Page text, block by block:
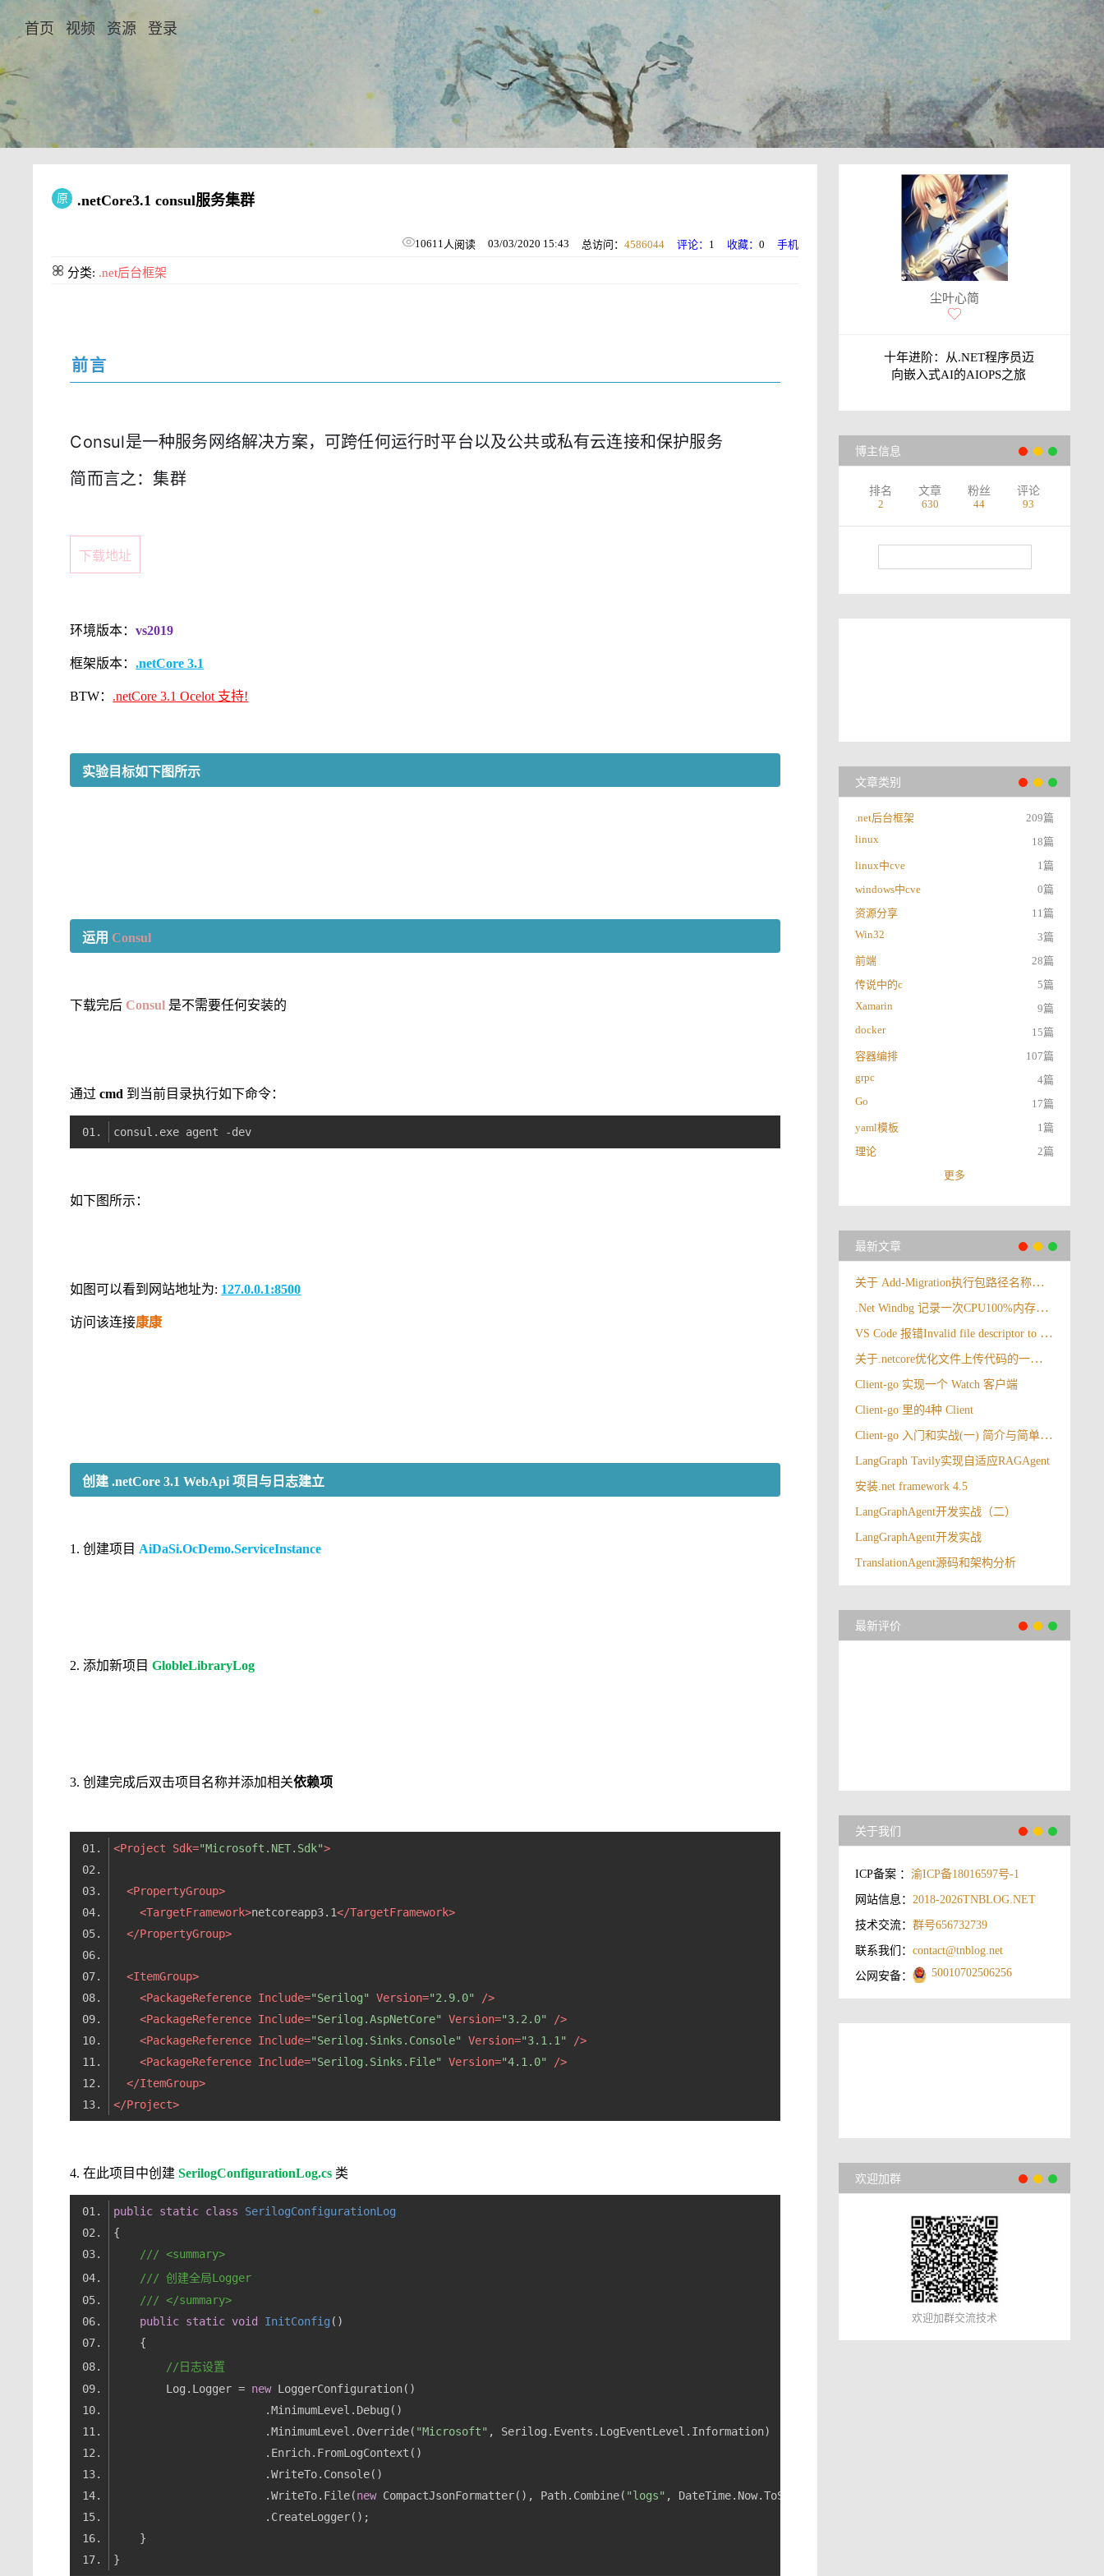
首页 视频 资源 登录
原 .netCore3.1 consul服务集群
10611 人阅读 03/03/2020 15:43 总访问： 4586044 评论： 1 收藏： 0 手机
分类: .net后台框架
前言
Consul是一种服务网络解决方案，可跨任何运行时平台以及公共或私有云连接和保护服务
简而言之：集群
下载地址
环境版本：vs2019
框架版本：.netCore 3.1
BTW： .netCore 3.1 Ocelot 支持!
实验目标如下图所示
运用Consul
下载完后 Consul 是不需要任何安装的
通过cmd 到当前目录执行如下命令：
如下图所示：
如图可以看到网站地址为: 127.0.0.1:8500
访问该连接康康
创建 .netCore 3.1 WebApi 项目与日志建立
1. 创建项目 AiDaSi.OcDemo.ServiceInstance
2. 添加新项目GlobleLibraryLog
3. 创建完成后双击项目名称并添加相关依赖项
<Project Sdk="Microsoft.NET.Sdk">
<PropertyGroup>
<TargetFramework>netcoreapp3.1</TargetFramework>
</PropertyGroup>
<ItemGroup>
<PackageReference Include="Serilog" Version="2.9.0"
/>
<PackageReference Include="Serilog.AspNetCore" Version="3.2.0"
/>
<PackageReference Include="Serilog.Sinks.Console" Version="3.1.1"
/>
<PackageReference Include="Serilog.Sinks.File" Version="4.1.0"
/>
</ItemGroup>
</Project>
4. 在此项目中创建SerilogConfigurationLog.cs 类
public static class
SerilogConfigurationLog
/// <summary>
/// 创建全局Logger
/// </summary>
public static void InitConfig ( )
//日志设置
Log.Logger = new
.MinimumLevel.Override( "Microsoft"
.WriteTo.File(new CompactJsonFormatter(), Path.Combine( "logs" , DateTime.Now.ToString(
尘叶心简
十年进阶：从.NET程序员迈
向嵌入式AI的AIOPS之旅
博主信息
排名
2
文章
630
粉丝
44
评论
93
文章类别
.net后台框架
209篇
linux
18篇
linux中cve
1篇
windows中cve
0篇
资源分享
11篇
Win32
3篇
前端
28篇
传说中的c
5篇
Xamarin
9篇
docker
15篇
容器编排
107篇
grpc
4篇
Go
17篇
yaml模板
1篇
理论
2篇
更多
最新文章
关于 Add-Migration执行包路径名称大小写报错
.Net Windbg 记录一次CPU100%内存暴涨情况
VS Code 报错Invalid file descriptor to ICU data received.
关于.netcore优化文件上传代码的一些思考
Client-go 实现一个 Watch 客户端
Client-go 里的4种 Client
Client-go 入门和实战(一) 简介与简单运用
LangGraph Tavily实现自适应RAGAgent
安装.net framework 4.5
LangGraphAgent开发实战（二）
LangGraphAgent开发实战
TranslationAgent源码和架构分析
最新评价
关于我们
ICP备案 ：渝ICP备18016597号-1
网站信息：2018-2026TNBLOG.NET
技术交流：群号656732739
联系我们：contact@tnblog.net
公网安备： 50010702506256
欢迎加群
欢迎加群交流技术